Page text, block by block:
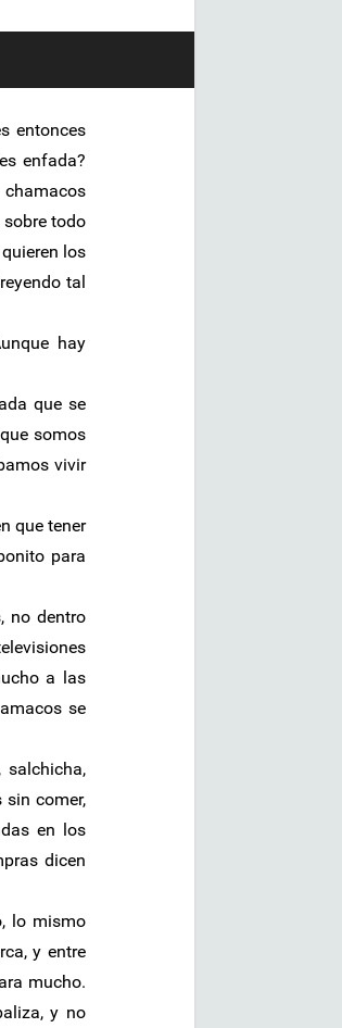
entonces
enfada?
sobre todo
los
tal
hay
que se
somos
vivir
que tener
para
no dentro
a las
se
comer,
en los
dicen
lo mismo
y entre
mucho.
y no